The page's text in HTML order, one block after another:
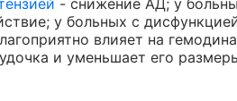
- снижение АД; у
у больных с
влияет на
и уменьшает его